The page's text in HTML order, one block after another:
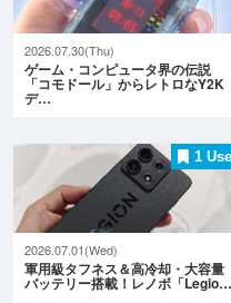
2026.07.30(Thu)
ゲーム・コンピュータ界の伝説
「コモドール」からレトロなY2K
デ…
1
2026.07.01(Wed)
軍用級タフネス＆高冷却・大容量
バッテリー搭載！レノボ「Legio…